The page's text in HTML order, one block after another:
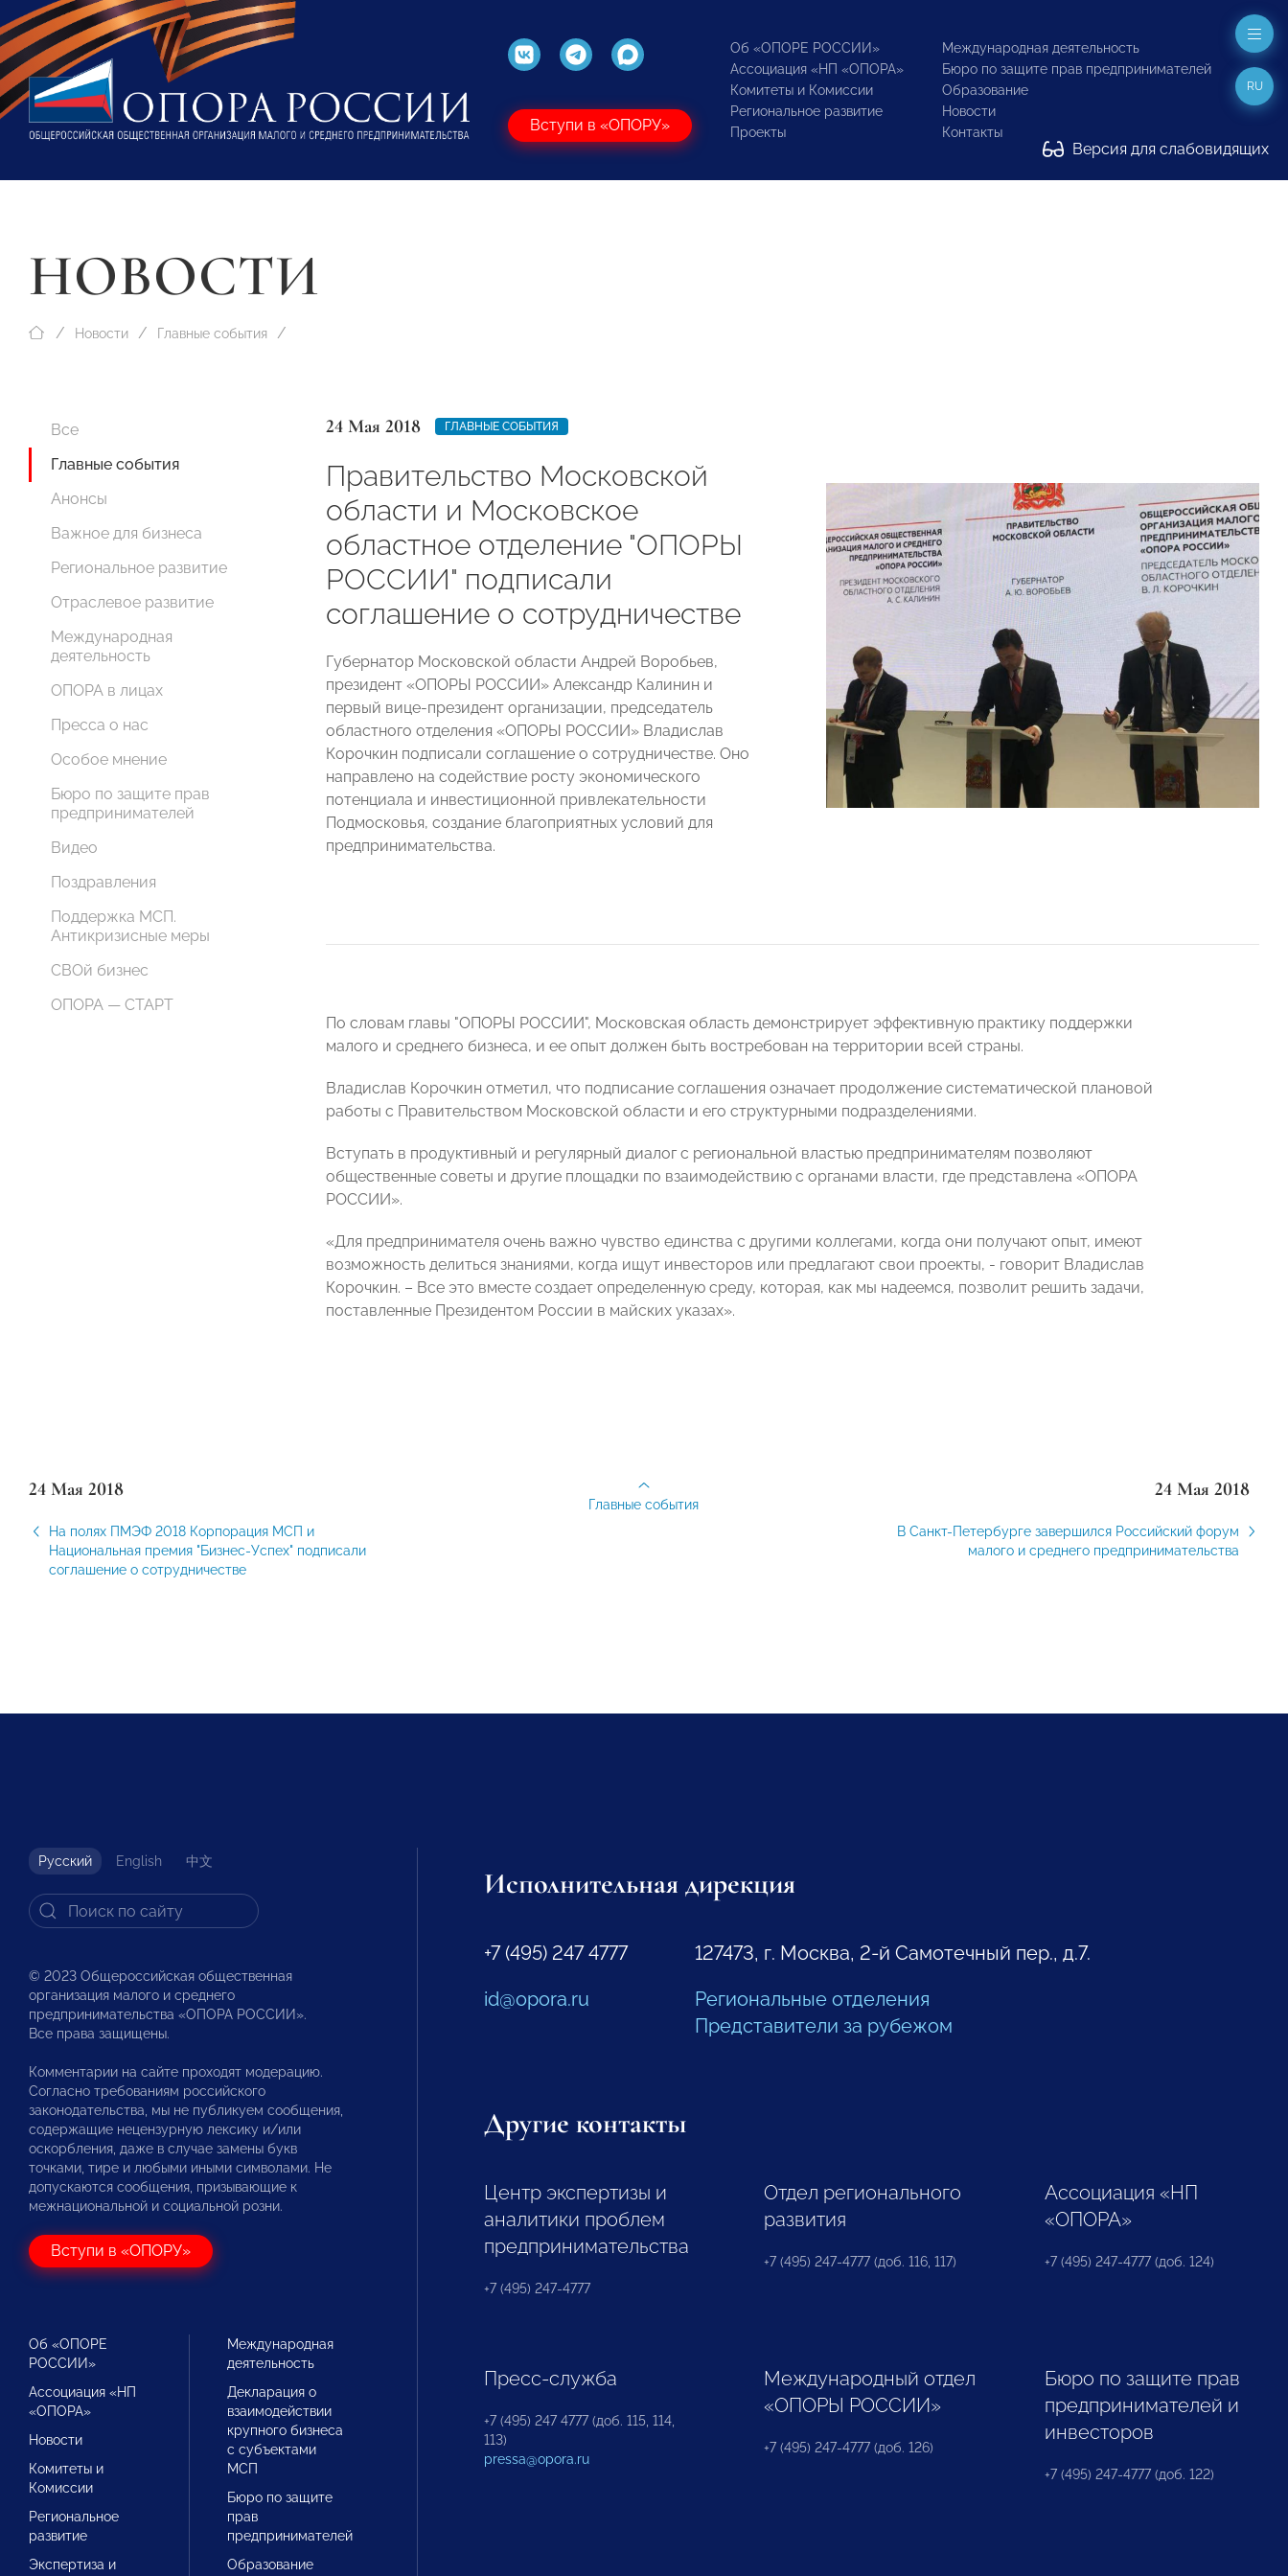
Вступи в «ОПОРУ»
Об «ОПОРЕ РОССИИ»
Ассоциация «НП «ОПОРА»
Комитеты и Комиссии
Региональное развитие
Проекты
Международная деятельность
Бюро по защите прав предпринимателей
Образование
Новости
Контакты
Версия для слабовидящих
RU
НОВОСТИ
Новости Главные события
Все
Главные события
Анонсы
Важное для бизнеса
Региональное развитие
Отраслевое развитие
Международная
деятельность
ОПОРА в лицах
Пресса о нас
Особое мнение
Бюро по защите прав
предпринимателей
Видео
Поздравления
Поддержка МСП.
Антикризисные меры
СВОй бизнес
ОПОРА — СТАРТ
24 Мая 2018 ГЛАВНЫЕ СОБЫТИЯ
Правительство Московской
области и Московское
областное отделение "ОПОРЫ
РОССИИ" подписали
соглашение о сотрудничестве
Губернатор Московской области Андрей Воробьев,
президент «ОПОРЫ РОССИИ» Александр Калинин и
первый вице-президент организации, председатель
областного отделения «ОПОРЫ РОССИИ» Владислав
Корочкин подписали соглашение о сотрудничестве. Оно
направлено на содействие росту экономического
потенциала и инвестиционной привлекательности
Подмосковья, создание благоприятных условий для
предпринимательства.
По словам главы "ОПОРЫ РОССИИ", Московская область демонстрирует эффективную практику поддержки
малого и среднего бизнеса, и ее опыт должен быть востребован на территории всей страны.
Владислав Корочкин отметил, что подписание соглашения означает продолжение систематической плановой
работы с Правительством Московской области и его структурными подразделениями.
Вступать в продуктивный и регулярный диалог с региональной властью предпринимателям позволяют
общественные советы и другие площадки по взаимодействию с органами власти, где представлена «ОПОРА
РОССИИ».
«Для предпринимателя очень важно чувство единства с другими коллегами, когда они получают опыт, имеют
возможность делиться знаниями, когда ищут инвесторов или предлагают свои проекты, - говорит Владислав
Корочкин. – Все это вместе создает определенную среду, которая, как мы надеемся, позволит решить задачи,
поставленные Президентом России в майских указах».
24 Мая 2018
На полях ПМЭФ 2018 Корпорация МСП и
Национальная премия "Бизнес-Успех" подписали
соглашение о сотрудничестве
24 Мая 2018
В Санкт-Петербурге завершился Российский форум
малого и среднего предпринимательства
Главные события
Русский English 中文
© 2023 Общероссийская общественная
организация малого и среднего
предпринимательства «ОПОРА РОССИИ».
Все права защищены.
Комментарии на сайте проходят модерацию.
Согласно требованиям российского
законодательства, мы не публикуем сообщения,
содержащие нецензурную лексику и/или
оскорбления, даже в случае замены букв
точками, тире и любыми иными символами. Не
допускаются сообщения, призывающие к
межнациональной и социальной розни.
Вступи в «ОПОРУ»
Об «ОПОРЕ
РОССИИ»
Ассоциация «НП
«ОПОРА»
Новости
Комитеты и
Комиссии
Региональное
развитие
Экспертиза и
Международная
деятельность
Декларация о
взаимодействии
крупного бизнеса
с субъектами
МСП
Бюро по защите
прав
предпринимателей
Образование
Исполнительная дирекция
+7 (495) 247 4777
id@opora.ru
127473, г. Москва, 2-й Самотечный пер., д.7.
Региональные отделения
Представители за рубежом
Другие контакты
Центр экспертизы и
аналитики проблем
предпринимательства
+7 (495) 247-4777
Отдел регионального
развития
+7 (495) 247-4777 (доб. 116, 117)
Ассоциация «НП
«ОПОРА»
+7 (495) 247-4777 (доб. 124)
Пресс-служба
+7 (495) 247 4777 (доб. 115, 114,
113)
pressa@opora.ru
Международный отдел
«ОПОРЫ РОССИИ»
+7 (495) 247-4777 (доб. 126)
Бюро по защите прав
предпринимателей и
инвесторов
+7 (495) 247-4777 (доб. 122)